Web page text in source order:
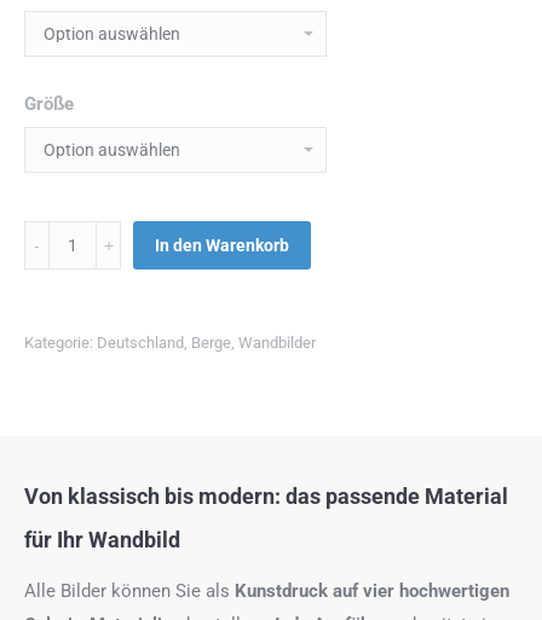
Größe
Menge In den Warenkorb
Kategorie: Deutschland Berge Wandbilder
Von klassisch bis modern: das passende Material
für Ihr Wandbild
Alle Bilder können Sie als Kunstdruck auf vier hochwertigen